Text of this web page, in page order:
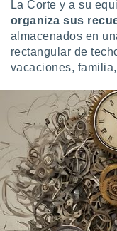
La Corte y a su
organiza sus
almacenados en
rectangular de
vacaciones,